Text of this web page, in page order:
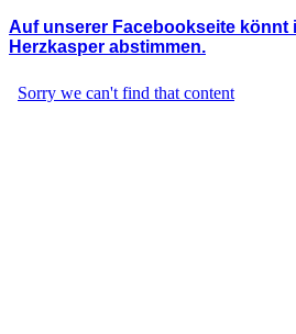
Auf unserer Facebookseite könnt
Herzkasper abstimmen.